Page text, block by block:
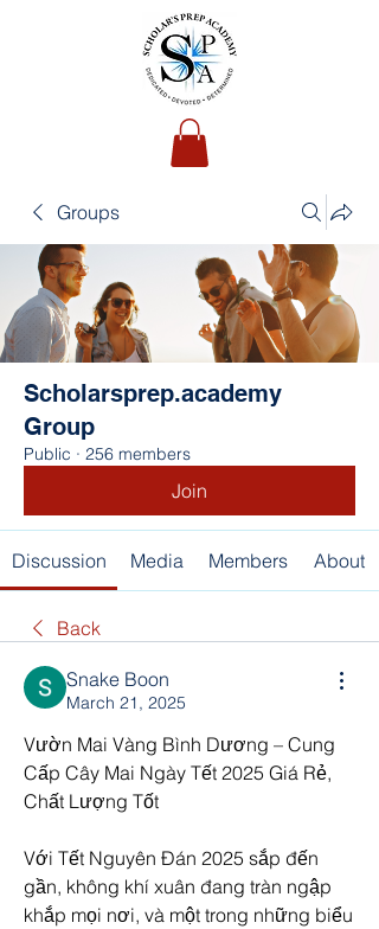
Groups
Scholarsprep.academy
Group
Public · 256 members
Join
Discussion Media Members About
Back
Snake Boon
March 21, 2025
Vườn Mai Vàng Bình Dương – Cung
Cấp Cây Mai Ngày Tết 2025 Giá Rẻ,
Chất Lượng Tốt
Với Tết Nguyên Đán 2025 sắp đến
gần, không khí xuân đang tràn ngập
khắp mọi nơi, và một trong những biểu